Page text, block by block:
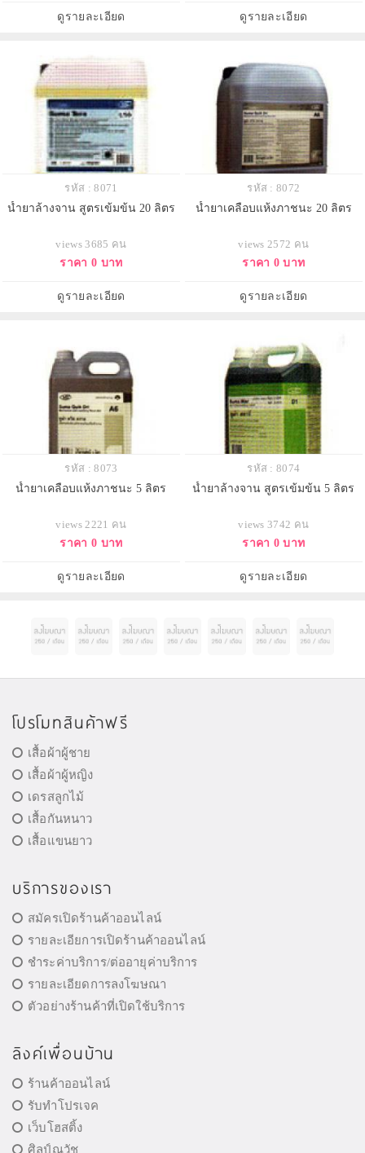
ดูรายละเอียด ดูรายละเอียด
รหัส : 8071
น้ำยาล้างจาน สูตรเข้มข้น 20 ลิตร
views 3685 คน
ราคา 0 บาท
ดูรายละเอียด
รหัส : 8072
น้ำยาเคลือบแห้งภาชนะ 20 ลิตร
views 2572 คน
ราคา 0 บาท
ดูรายละเอียด
รหัส : 8073
น้ำยาเคลือบแห้งภาชนะ 5 ลิตร
views 2221 คน
ราคา 0 บาท
ดูรายละเอียด
รหัส : 8074
น้ำยาล้างจาน สูตรเข้มข้น 5 ลิตร
views 3742 คน
ราคา 0 บาท
ดูรายละเอียด
โปรโมทสินค้าฟรี
เสื้อผ้าผู้ชาย
เสื้อผ้าผู้หญิง
เดรสลูกไม้
เสื้อกันหนาว
เสื้อแขนยาว
บริการของเรา
สมัครเปิดร้านค้าออนไลน์
รายละเอียการเปิดร้านค้าออนไลน์
ชำระค่าบริการ/ต่ออายุค่าบริการ
รายละเอียดการลงโฆษณา
ตัวอย่างร้านค้าที่เปิดใช้บริการ
ลิงค์เพื่อนบ้าน
ร้านค้าออนไลน์
รับทำโปรเจค
เว็บโฮสติ้ง
ศิลป์ณวัช